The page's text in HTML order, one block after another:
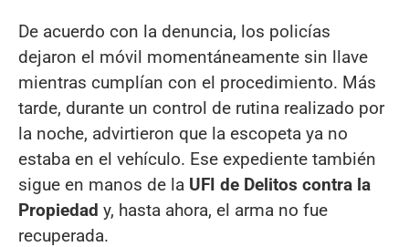
De acuerdo con la denuncia, los policías
dejaron el móvil momentáneamente sin llave
mientras cumplían con el procedimiento. Más
tarde, durante un control de rutina realizado por
la noche, advirtieron que la escopeta ya no
estaba en el vehículo. Ese expediente también
sigue en manos de la UFI de Delitos contra la
Propiedad y, hasta ahora, el arma no fue
recuperada.